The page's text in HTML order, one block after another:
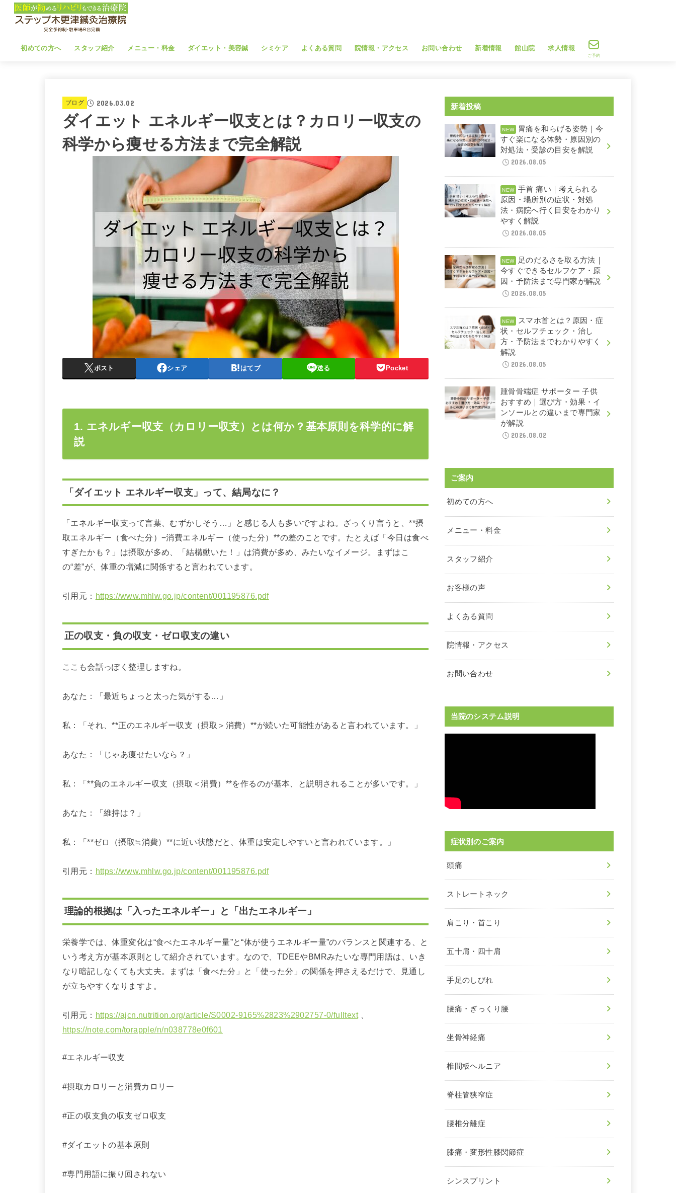
初めての方へ スタッフ紹介 メニュー・料金 ダイエット・美容鍼 シミケア よくある質問 院情報・アクセス お問い合わせ 新着情報 館山院 求人情報
ご予約
ブログ 2026.03.02
ダイエット エネルギー収支とは？カロリー収支の
科学から痩せる方法まで完全解説
ポスト シェア はてブ 送る Pocket
1. エネルギー収支（カロリー収支）とは何か？基本原則を科学的に解
説
「ダイエット エネルギー収支」って、結局なに？
「エネルギー収支って言葉、むずかしそう…」と感じる人も多いですよね。ざっくり言うと、**摂
取エネルギー（食べた分）−消費エネルギー（使った分）**の差のことです。たとえば「今日は食べ
すぎたかも？」は摂取が多め、「結構動いた！」は消費が多め、みたいなイメージ。まずはこ
の“差”が、体重の増減に関係すると言われています。
引用元： https://www.mhlw.go.jp/content/001195876.pdf
正の収支・負の収支・ゼロ収支の違い
ここも会話っぽく整理しますね。
あなた：「最近ちょっと太った気がする…」
私：「それ、**正のエネルギー収支（摂取＞消費）**が続いた可能性があると言われています。」
あなた：「じゃあ痩せたいなら？」
私：「**負のエネルギー収支（摂取＜消費）**を作るのが基本、と説明されることが多いです。」
あなた：「維持は？」
私：「**ゼロ（摂取≒消費）**に近い状態だと、体重は安定しやすいと言われています。」
引用元： https://www.mhlw.go.jp/content/001195876.pdf
理論的根拠は「入ったエネルギー」と「出たエネルギー」
栄養学では、体重変化は“食べたエネルギー量”と“体が使うエネルギー量”のバランスと関連する、と
いう考え方が基本原則として紹介されています。なので、TDEEやBMRみたいな専門用語は、いき
なり暗記しなくても大丈夫。まずは「食べた分」と「使った分」の関係を押さえるだけで、見通し
が立ちやすくなりますよ。
引用元： https://ajcn.nutrition.org/article/S0002-9165%2823%2902757-0/fulltext、
https://note.com/torapple/n/n038778e0f601
#エネルギー収支
#摂取カロリーと消費カロリー
#正の収支負の収支ゼロ収支
#ダイエットの基本原則
#専門用語に振り回されない
新着投稿
胃痛を和らげる姿勢｜今
すぐ楽になる体勢・原因別の
対処法・受診の目安を解説
2026.08.05
手首 痛い｜考えられる
原因・場所別の症状・対処
法・病院へ行く目安をわかり
やすく解説
2026.08.05
足のだるさを取る方法｜
今すぐできるセルフケア・原
因・予防法まで専門家が解説
2026.08.05
スマホ首とは？原因・症
状・セルフチェック・治し
方・予防法までわかりやすく
解説
2026.08.05
踵骨骨端症 サポーター 子供
おすすめ｜選び方・効果・イ
ンソールとの違いまで専門家
が解説
2026.08.02
ご案内
初めての方へ
メニュー・料金
スタッフ紹介
お客様の声
よくある質問
院情報・アクセス
お問い合わせ
当院のシステム説明
症状別のご案内
頭痛
ストレートネック
肩こり・首こり
五十肩・四十肩
手足のしびれ
腰痛・ぎっくり腰
坐骨神経痛
椎間板ヘルニア
脊柱管狭窄症
腰椎分離症
膝痛・変形性膝関節症
シンスプリント